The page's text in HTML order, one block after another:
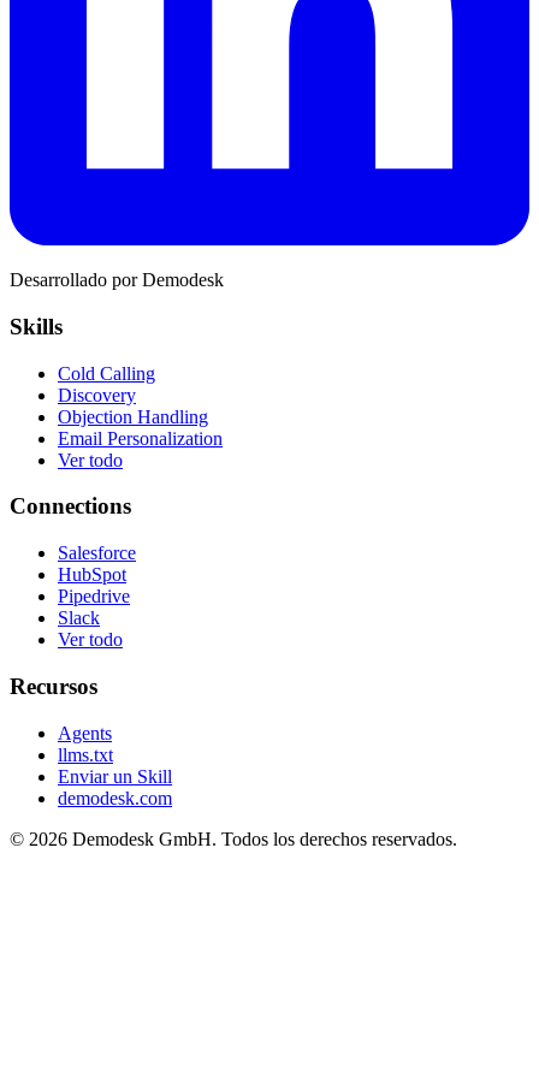
Desarrollado por Demodesk
Skills
Cold Calling
Discovery
Objection Handling
Email Personalization
Ver todo
Connections
Salesforce
HubSpot
Pipedrive
Slack
Ver todo
Recursos
Agents
llms.txt
Enviar un Skill
demodesk.com
© 2026 Demodesk GmbH. Todos los derechos reservados.